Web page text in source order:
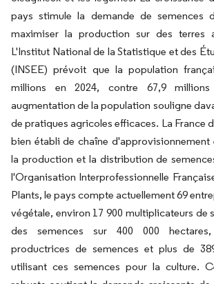
pays stimule la demande de semences
maximiser la production sur des terres
L'Institut National de la Statistique et des
(INSEE) prévoit que la population
millions en 2024, contre 67,9
augmentation de la population souligne
de pratiques agricoles efficaces. La France
bien établi de chaîne d'approvisionnement
la production et la distribution de
l'Organisation Interprofessionnelle
Plants, le pays compte actuellement 69
végétale, environ 17 900 multiplicateurs de
des semences sur 400 000
productrices de semences et plus de
utilisant ces semences pour la culture.